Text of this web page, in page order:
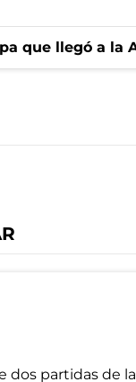
que llegó a la